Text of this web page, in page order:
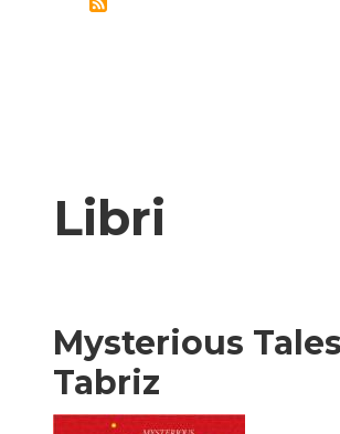
Libri
Mysterious
Tabriz